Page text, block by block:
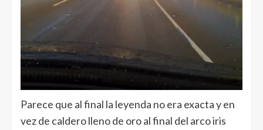
Parece que al final la leyenda no era exacta y en
vez de caldero lleno de oro al final del arco iris